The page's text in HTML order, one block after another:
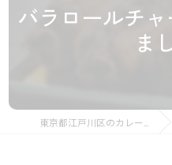
バラロールチ
ま